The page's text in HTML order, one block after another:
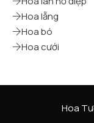
Hoa lẵng
Hoa bó
Hoa cưới
Hoa